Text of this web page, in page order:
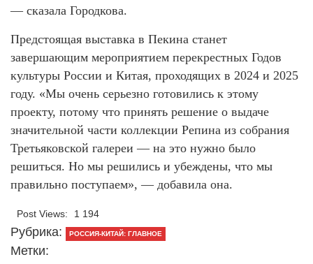
— сказала Городкова.
Предстоящая выставка в Пекина станет
завершающим мероприятием перекрестных Годов
культуры России и Китая, проходящих в 2024 и 2025
году. «Мы очень серьезно готовились к этому
проекту, потому что принять решение о выдаче
значительной части коллекции Репина из собрания
Третьяковской галереи — на это нужно было
решиться. Но мы решились и убеждены, что мы
правильно поступаем», — добавила она.
Post Views: 1 194
Рубрика: РОССИЯ-КИТАЙ: ГЛАВНОЕ
Метки: